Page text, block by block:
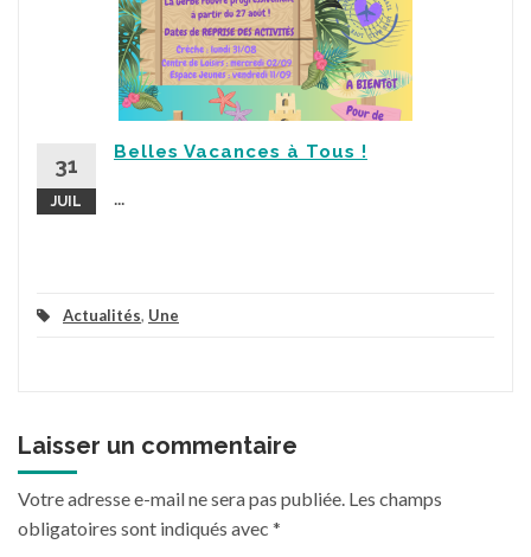
31
JUIL
Belles Vacances à Tous !
Actualités, Une
Laisser un commentaire
Votre adresse e-mail ne sera pas publiée. Les champs
obligatoires sont indiqués avec *